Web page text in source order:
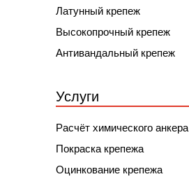
Латунный крепеж
Высокопрочный крепеж
Антивандальный крепеж
Услуги
Расчёт химического анкера
Покраска крепежа
Оцинкование крепежа